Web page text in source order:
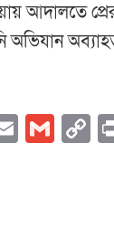
আদালতে
অভিযান
Email